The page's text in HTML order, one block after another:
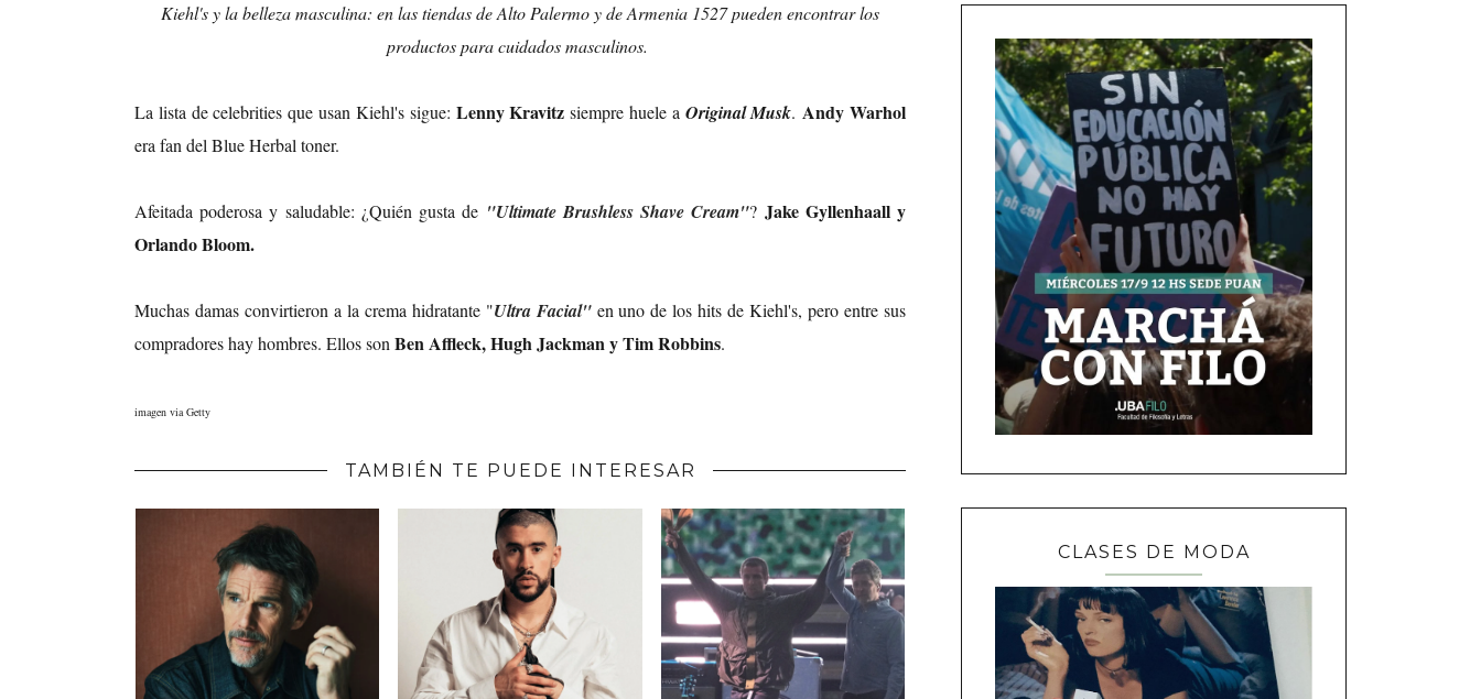
Kiehl's y la belleza masculina: en las tiendas de Alto Palermo y de Armenia 1527 pueden encontrar los
productos para cuidados masculinos.
La lista de celebrities que usan Kiehl's sigue: Lenny Kravitz siempre huele a Original Musk.Andy Warhol
era fan del Blue Herbal toner.
Afeitada poderosa y saludable: ¿Quién gusta de "Ultimate Brushless Shave Cream"? Jake Gyllenhaall y
Orlando Bloom.
Muchas damas convirtieron a la crema hidratante "Ultra Facial" en uno de los hits de Kiehl's, pero entre sus
compradores hay hombres. Ellos sonBen Affleck, Hugh Jackman y Tim Robbins.
imagen via Getty
TAMBIÉN TE PUEDE INTERESAR
CLASES DE MODA